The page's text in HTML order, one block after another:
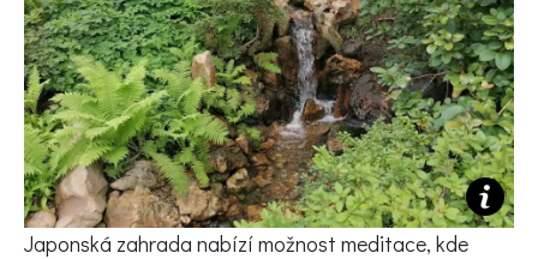
KVÍZY A TESTY
Japonská zahrada nabízí možnost meditace, kde